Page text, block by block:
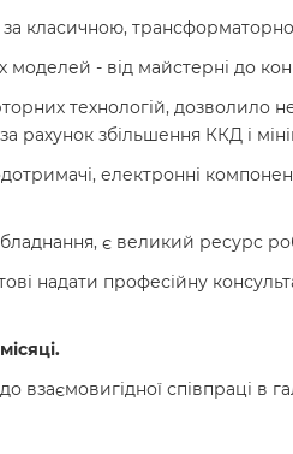
класичною,
моделей - від майстерні до
технологій, дозволило
рахунок збільшення ККД і
електронні
є великий ресурс
надати професійну
взаємовигідної співпраці в